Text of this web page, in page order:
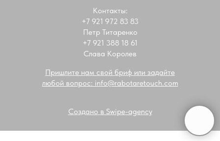
Контакты:
+7 921 972 83 83
Петр Титаренко
+7 921 388 18 61
Слава Королев
Пришлите нам свой бриф или задайте
любой вопрос: info@rabotaretouch.com
Создано в Swipe-agency